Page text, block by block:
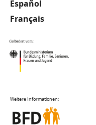
Español
Français